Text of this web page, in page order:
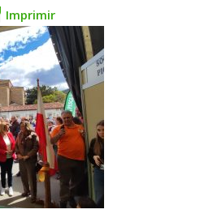
Imprimir